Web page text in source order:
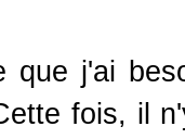
que j'ai
fois, il